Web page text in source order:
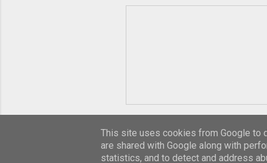
perdón
This site uses cookies from Google to
are shared with Google along with
statistics, and to detect and address